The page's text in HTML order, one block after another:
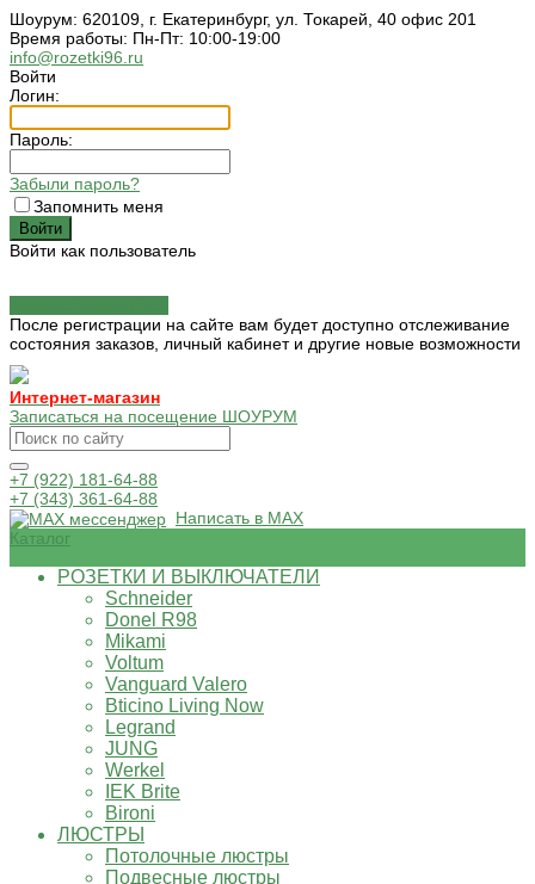
Шоурум: 620109, г. Екатеринбург, ул. Токарей, 40 офис 201
Время работы: Пн-Пт: 10:00-19:00
info@rozetki96.ru
Войти
Логин:
Пароль:
Забыли пароль?
Запомнить меня
Войти как пользователь
После регистрации на сайте вам будет доступно отслеживание
состояния заказов, личный кабинет и другие новые возможности
Интернет-магазин
Записаться на посещение ШОУРУМ
+7 (922) 181-64-88
+7 (343) 361-64-88
Написать в MAX
Каталог
РОЗЕТКИ И ВЫКЛЮЧАТЕЛИ
Schneider
Donel R98
Mikami
Voltum
Vanguard Valero
Bticino Living Now
Legrand
JUNG
Werkel
IEK Brite
Bironi
ЛЮСТРЫ
Потолочные люстры
Подвесные люстры